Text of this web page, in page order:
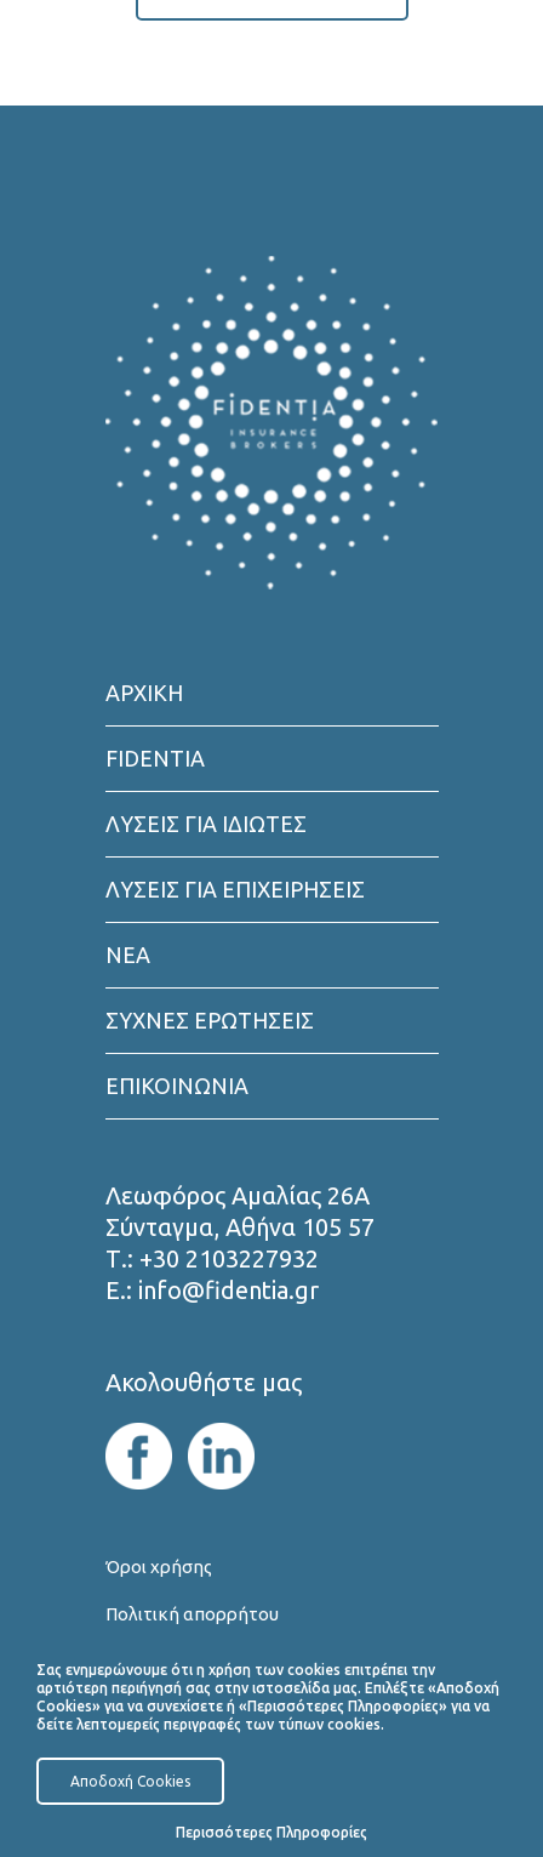
Σας ενημερώνουμε ότι η χρήση των cookies επιτρέπει την
αρτιότερη περιήγησή σας στην ιστοσελίδα μας. Επιλέξτε «Αποδοχή
Cookies» για να συνεχίσετε ή «Περισσότερες Πληροφορίες» για να
δείτε λεπτομερείς περιγραφές των τύπων cookies.
Αποδοχή Cookies
Περισσότερες Πληροφορίες
ΑΡΧΙΚΗ
FIDENTIA
ΛΥΣΕΙΣ ΓΙΑ ΙΔΙΩΤΕΣ
ΛΥΣΕΙΣ ΓΙΑ ΕΠΙΧΕΙΡΗΣΕΙΣ
ΝΕΑ
ΣΥΧΝΕΣ ΕΡΩΤΗΣΕΙΣ
ΕΠΙΚΟΙΝΩΝΙΑ
Λεωφόρος Αμαλίας 26Α
Σύνταγμα, Αθήνα 105 57
Τ.: +30 2103227932
Ε.: info@fidentia.gr
Ακολουθήστε μας
Όροι χρήσης
Πολιτική απορρήτου
Πολιτική για τα Cookies